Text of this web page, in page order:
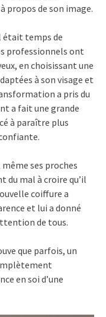
propos de son image.
était temps de
professionnels ont
en choisissant une
à son visage et
a pris du
a fait une grande
à paraître plus
ses proches
du mal à croire qu’il
coiffure a
et lui a donné
de tous.
que parfois, un
en soi d’une